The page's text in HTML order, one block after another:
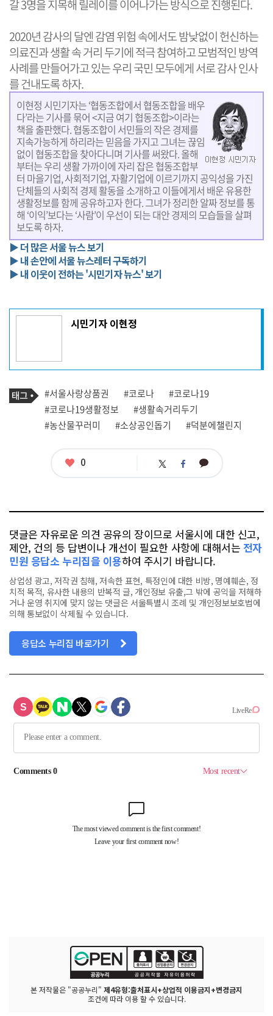
갈 3명을 지목해 릴레이를 이어나가는 방식으로 진행된다.
2020년 감사의 달엔 감염 위험 속에서도 밤낮없이 헌신하는
의료진과 생활 속 거리 두기에 적극 참여하고 모범적인 방역
사례를 만들어가고 있는 우리 국민 모두에게 서로 감사 인사
를 건내도록 하자.
이현정 시민기자는 ‘협동조합에서 협동조합을 배우
다’라는 기사를 묶어 <지금 여기 협동조합>이라는
책을 출판했다. 협동조합이 서민들의 작은 경제를
지속가능하게 하리라는 믿음을 가지고 그녀는 끊임
없이 협동조합을 찾아다니며 기사를 써왔다. 올해
부터는 우리 생활 가까이에 자리 잡은 협동조합부
터 마을기업, 사회적기업, 자활기업에 이르기까지 공익성을 가진
단체들의 사회적 경제 활동을 소개하고 이들에게서 배운 유용한
생활정보를 함께 공유하고자 한다. 그녀가 정리한 알짜 정보를 통
해 ‘이익’보다는 ‘사람’이 우선이 되는 대안 경제의 모습들을 살펴
보도록 하자.
▶ 더 많은 서울 뉴스 보기
▶ 내 손안에 서울 뉴스레터 구독하기
▶ 내 이웃이 전하는 '시민기자 뉴스' 보기
기
자
프
필
시민기자 이현정
기
사
관
련
태
태
그
#서울사랑상품권 #코로나
#코로나19
#코로나19생활정보
#생활속거리두기
#농산물꾸러미
#소상공인돕기 #덕분에챌린지
좋
0 트 페 카
댓글은 자유로운 의견 공유의 장이므로 서울시에 대한 신고,
제안, 건의 등 답변이나 개선이 필요한 사항에 대해서는 전자
민원 응답소 누리집을 이용하여 주시기 바랍니다.
상업성 광고, 저작권 침해, 저속한 표현, 특정인에 대한 비방, 명예훼손, 정
치적 목적, 유사한 내용의 반복적 글, 개인정보 유출,그 밖에 공익을 저해하
거나 운영 취지에 맞지 않는 댓글은 서울특별시 조례 및 개인정보보호법에
의해 통보없이 삭제될 수 있습니다.
응답소 누리집 바로가기
본 저작물은 "공공누리" 제4유형:출처표시+상업적 이용금지+변경금지
조건에 따라 이용 할 수 있습니다.